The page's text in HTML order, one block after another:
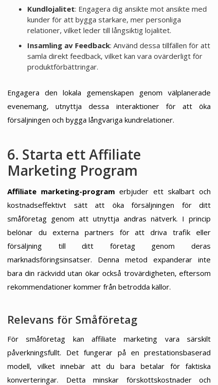
Kundlojalitet: Engagera dig ansikte mot ansikte med
kunder för att bygga starkare, mer personliga
relationer, vilket leder till långsiktig lojalitet.
Insamling av Feedback: Använd dessa tillfällen för att
samla direkt feedback, vilket kan vara ovärderligt för
produktförbättringar.
Engagera den lokala gemenskapen genom välplanerade
evenemang, utnyttja dessa interaktioner för att öka
försäljningen och bygga långvariga kundrelationer.
6. Starta ett Affiliate
Marketing Program
Affiliate marketing-program erbjuder ett skalbart och
kostnadseffektivt sätt att öka försäljningen för ditt
småföretag genom att utnyttja andras nätverk. I princip
belönar du externa partners för att driva trafik eller
försäljning till ditt företag genom deras
marknadsföringsinsatser. Denna metod expanderar inte
bara din räckvidd utan ökar också trovärdigheten, eftersom
rekommendationer kommer från betrodda källor.
Relevans för Småföretag
För småföretag kan affiliate marketing vara särskilt
påverkningsfullt. Det fungerar på en prestationsbaserad
modell, vilket innebär att du bara betalar för faktiska
konverteringar. Detta minskar förskottskostnader och